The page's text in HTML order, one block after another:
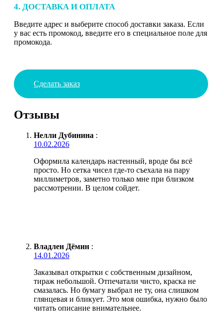
4. ДОСТАВКА И ОПЛАТА
Введите адрес и выберите способ доставки заказа. Если
у вас есть промокод, введите его в специальное поле для
промокода.
Сделать заказ
Отзывы
Нелли Дубинина :
10.02.2026
Оформила календарь настенный, вроде бы всё
просто. Но сетка чисел где-то съехала на пару
миллиметров, заметно только мне при близком
рассмотрении. В целом сойдет.
Владлен Дёмин :
14.01.2026
Заказывал открытки с собственным дизайном,
тираж небольшой. Отпечатали чисто, краска не
смазалась. Но бумагу выбрал не ту, она слишком
глянцевая и бликует. Это моя ошибка, нужно было
читать описание внимательнее.